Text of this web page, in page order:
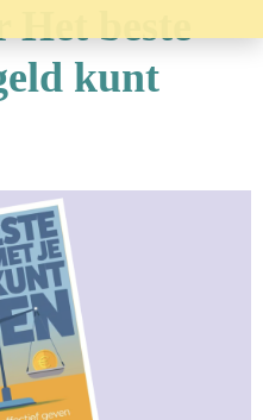
Het beste
kunt